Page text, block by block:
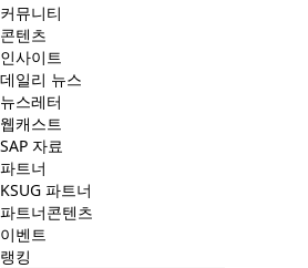
커뮤니티
콘텐츠
인사이트
데일리 뉴스
뉴스레터
웹캐스트
SAP 자료
파트너
KSUG 파트너
파트너콘텐츠
이벤트
랭킹